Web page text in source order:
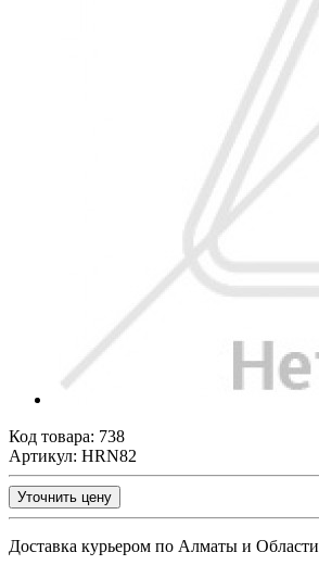
Код товара: 738
Артикул: HRN82
Уточнить цену
Доставка курьером по Алматы и Области